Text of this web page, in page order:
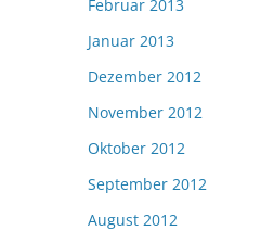
Februar 2013
Januar 2013
Dezember 2012
November 2012
Oktober 2012
September 2012
August 2012